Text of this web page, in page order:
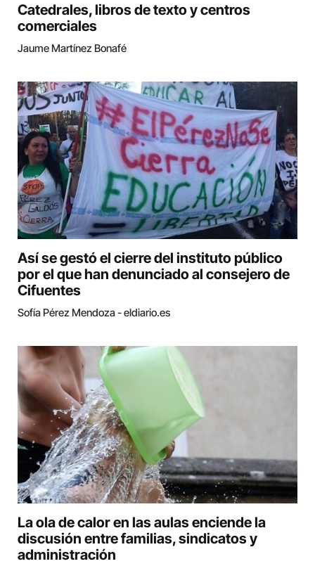
Catedrales, libros de texto y centros
comerciales
Jaume Martínez Bonafé
Así se gestó el cierre del instituto público
por el que han denunciado al consejero de
Cifuentes
Sofía Pérez Mendoza - eldiario.es
La ola de calor en las aulas enciende la
discusión entre familias, sindicatos y
administración